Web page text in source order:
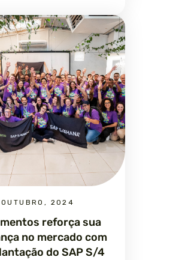
2024
reforça sua
no mercado com
do SAP S/4